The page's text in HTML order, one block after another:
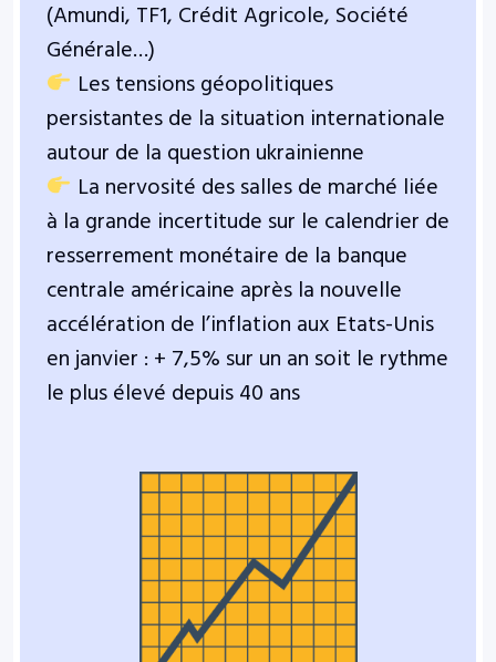
(Amundi, TF1, Crédit Agricole, Société
Générale…)
Les tensions géopolitiques
persistantes de la situation internationale
autour de la question ukrainienne
La nervosité des salles de marché liée
à la grande incertitude sur le calendrier de
resserrement monétaire de la banque
centrale américaine après la nouvelle
accélération de l’inflation aux Etats-Unis
en janvier : + 7,5% sur un an soit le rythme
le plus élevé depuis 40 ans